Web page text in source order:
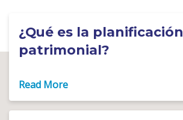
¿Qué es la planificación
patrimonial?